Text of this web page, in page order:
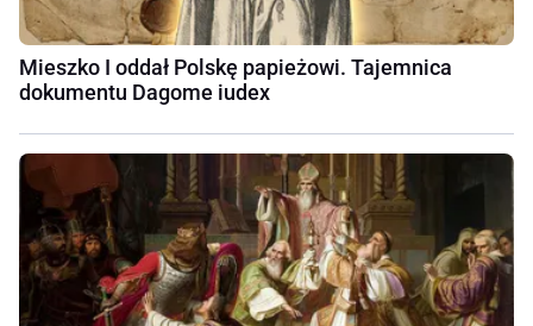
Mieszko I oddał Polskę papieżowi. Tajemnica
dokumentu Dagome iudex